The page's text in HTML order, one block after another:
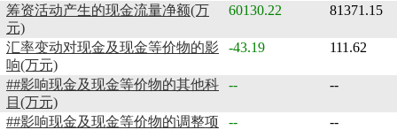
筹资活动产生的现金流量净额(万
元)
60130.22 81371.15
汇率变动对现金及现金等价物的影
响(万元)
-43.19 111.62
##影响现金及现金等价物的其他科
目(万元)
-- --
##影响现金及现金等价物的调整项
-- --